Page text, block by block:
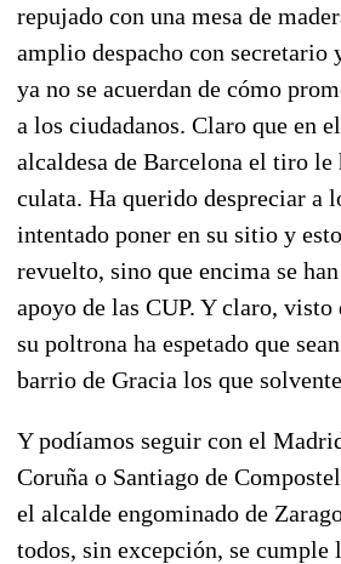
repujado con una mesa de
amplio despacho con secretario
ya no se acuerdan de cómo
a los ciudadanos. Claro que en
alcaldesa de Barcelona el tiro le
culata. Ha querido despreciar a
intentado poner en su sitio y
revuelto, sino que encima se
apoyo de las CUP. Y claro, visto
su poltrona ha espetado que
barrio de Gracia los que
Y podíamos seguir con el
Coruña o Santiago de
el alcalde engominado de
todos, sin excepción, se cumple